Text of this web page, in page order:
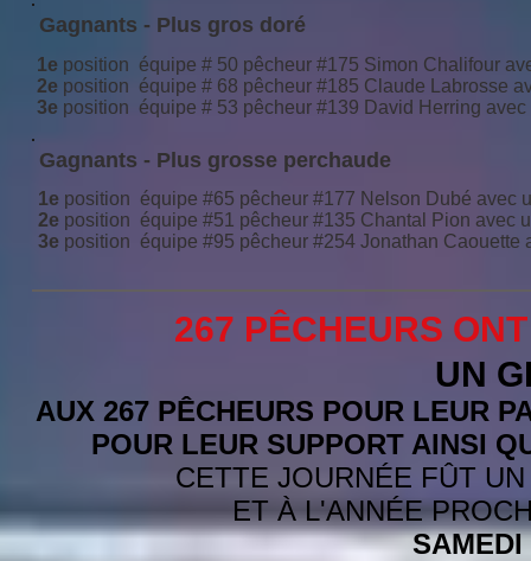
Gagnants - Plus gros doré
1e position équipe # 50 pêcheur #175 Simon Chalifour
2e position équipe # 68 pêcheur #185 Claude Labrosse
3e position équipe # 53 pêcheur #139 David Herring
Gagnants - Plus grosse perchaude
1e position équipe #65 pêcheur #177 Nelson Dubé avec
2e position équipe #51 pêcheur #135 Chantal Pion avec
3e position équipe #95 pêcheur #254 Jonathan Caouette
267 PÊCHEURS
UN
AUX 267 PÊCHEURS POUR LEUR
POUR LEUR SUPPORTAINSI
CETTE JOURNÉE FÛT
ET À L'ANNÉE
SAMEDI